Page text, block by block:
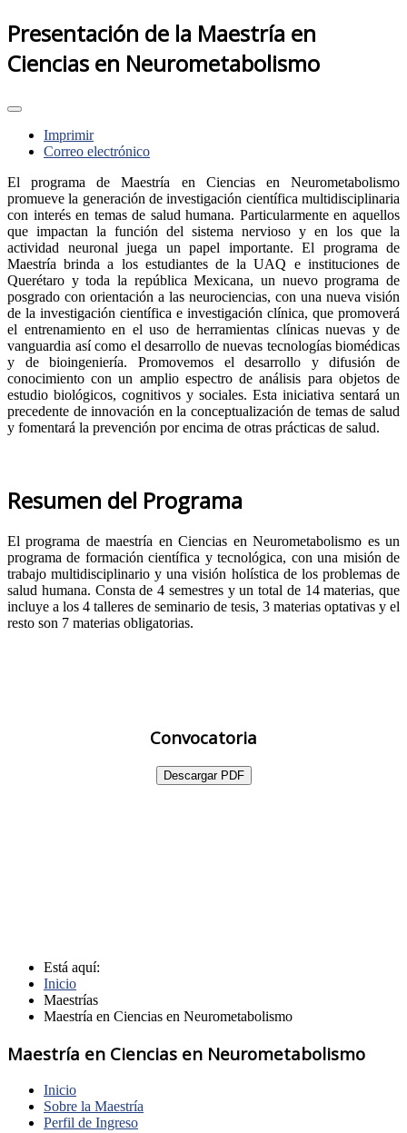
Presentación de la Maestría en
Ciencias en Neurometabolismo
Imprimir
Correo electrónico
El programa de Maestría en Ciencias en Neurometabolismo
promueve la generación de investigación científica multidisciplinaria
con interés en temas de salud humana. Particularmente en aquellos
que impactan la función del sistema nervioso y en los que la
actividad neuronal juega un papel importante. El programa de
Maestría brinda a los estudiantes de la UAQ e instituciones de
Querétaro y toda la república Mexicana, un nuevo programa de
posgrado con orientación a las neurociencias, con una nueva visión
de la investigación científica e investigación clínica, que promoverá
el entrenamiento en el uso de herramientas clínicas nuevas y de
vanguardia así como el desarrollo de nuevas tecnologías biomédicas
y de bioingeniería. Promovemos el desarrollo y difusión de
conocimiento con un amplio espectro de análisis para objetos de
estudio biológicos, cognitivos y sociales. Esta iniciativa sentará un
precedente de innovación en la conceptualización de temas de salud
y fomentará la prevención por encima de otras prácticas de salud.
Resumen del Programa
El programa de maestría en Ciencias en Neurometabolismo es un
programa de formación científica y tecnológica, con una misión de
trabajo multidisciplinario y una visión holística de los problemas de
salud humana. Consta de 4 semestres y un total de 14 materias, que
incluye a los 4 talleres de seminario de tesis, 3 materias optativas y el
resto son 7 materias obligatorias.
Convocatoria
Descargar PDF
Está aquí:
Inicio
Maestrías
Maestría en Ciencias en Neurometabolismo
Maestría en Ciencias en Neurometabolismo
Inicio
Sobre la Maestría
Perfil de Ingreso